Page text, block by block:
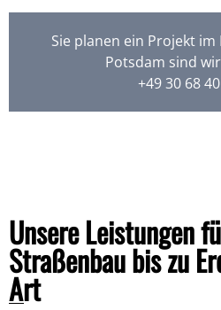
Sie planen ein Projekt im
Potsdam sind
+49 30 68
Unsere Leistungen
Straßenbau bis zu
Art